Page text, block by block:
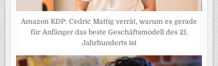
Amazon KDP: Cedric Mattig verrät, warum es gerade
für Anfänger das beste Geschäftsmodell des 21.
Jahrhunderts ist